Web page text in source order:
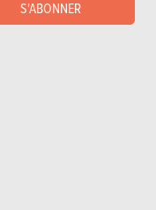
S'ABONNER